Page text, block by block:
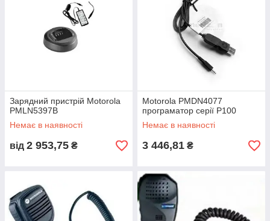
Зарядний пристрій Motorola
PMLN5397B
Немає в наявності
від 2 953,75 ₴
Motorola PMDN4077
програматор серії P100
Немає в наявності
3 446,81 ₴